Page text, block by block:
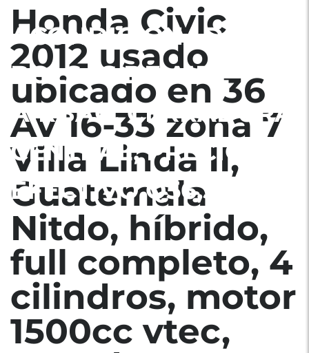
ACONDICIONADO,
BOLSAS DE AIRE
AIRBAG, CERRADURA
CENTRAL, PRECIO EN
EFECTIVO Q56,500
Honda Civic
2012 usado
ubicado en 36
Av 16-33 zona 7
Villa Linda II,
Guatemala
Nitdo, híbrido,
full completo, 4
cilindros, motor
1500cc vtec,